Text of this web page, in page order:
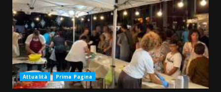
Attualità Prima Pagina
4
conferma di voler ricorrere per
ottenere l’iscrizione
8 Agosto 2026 19:55
La Banda Città di Fasano apre
ufficialmente la Festa di
Savelletri